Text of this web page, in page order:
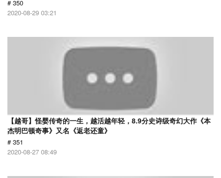
# 350
2020-08-29 03:21
【越哥】怪婴传奇的一生，越活越年轻，8.9分史诗级奇幻大作《本
杰明巴顿奇事》又名《返老还童》
# 351
2020-08-27 08:49